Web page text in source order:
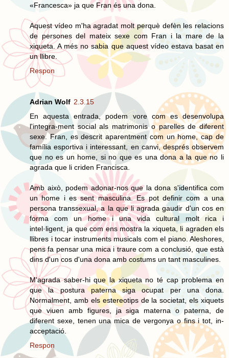
«Francesca» ja que Fran és una dona.
Aquest vídeo m'ha agradat molt perquè defèn les relacions
de persones del mateix sexe com Fran i la mare de la
xiqueta. A més no sabia que aquest vídeo estava basat en
un llibre.
Respon
Adrian Wolf 2.3.15
En aquesta entrada, podem vore com es desenvolupa
l'integra-ment social als matrimonis o parelles de diferent
sexe. Fran, es descrit aparentment com un home, cap de
família esportiva i interessant, en canvi, després observem
que no es un home, si no que es una dona a la que no li
agrada que li criden Francisca.
Amb això, podem adonar-nos que la dona s'identifica com
un home i es sent masculina. Es pot definir com a una
persona transsexual, a la que li agrada gaudir d'un cos en
forma com un home i una vida cultural molt rica i
intel·ligent, ja que com ens mostra la xiqueta, li agraden els
llibres i tocar instruments musicals com el piano. Aleshores,
pens fa pensar una mica i traure com a conclusió, que està
dins d'un cos d'una dona amb costums un tant masculines.
M'agrada saber-hi que la xiqueta no té cap problema en
que la postura paterna siga ocupat per una dona.
Normalment, amb els estereotips de la societat, els xiquets
que viuen amb figures, ja siga materna o paterna, de
diferent sexe, tenen una mica de vergonya o fins i tot, in-
acceptació.
Respon